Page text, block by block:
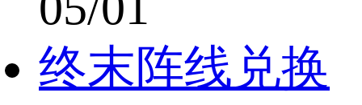
终末阵线兑换